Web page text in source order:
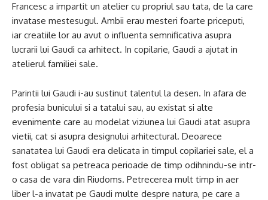
Francesc a impartit un atelier cu propriul sau tata, de la care
invatase mestesugul. Ambii erau mesteri foarte priceputi,
iar creatiile lor au avut o influenta semnificativa asupra
lucrarii lui Gaudi ca arhitect. In copilarie, Gaudi a ajutat in
atelierul familiei sale.
Parintii lui Gaudi i-au sustinut talentul la desen. In afara de
profesia bunicului si a tatalui sau, au existat si alte
evenimente care au modelat viziunea lui Gaudi atat asupra
vietii, cat si asupra designului arhitectural. Deoarece
sanatatea lui Gaudi era delicata in timpul copilariei sale, el a
fost obligat sa petreaca perioade de timp odihnindu-se intr-
o casa de vara din Riudoms. Petrecerea mult timp in aer
liber l-a invatat pe Gaudi multe despre natura, pe care a